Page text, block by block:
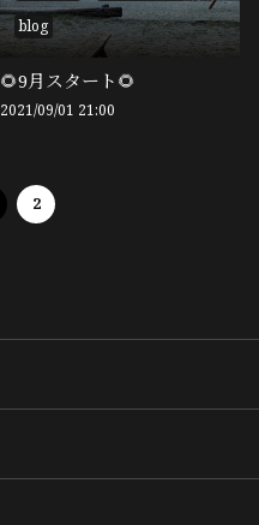
blog
🌻9月スタート🌻
2021/09/01 21:00
2